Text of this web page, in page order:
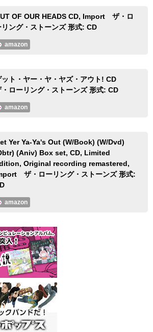
OF OUR HEADS CD, Import ザ・ロ
リング・ストーンズ 形式: CD
amazon
ット・ヤー・ヤ・ヤズ・アウト! CD
・ローリング・ストーンズ 形式: CD
amazon
Yer Ya-Ya's Out (W/Book) (W/Dvd)
(Aniv) Box set, CD, Limited
Original recording remastered,
ザ・ローリング・ストーンズ 形式:
amazon